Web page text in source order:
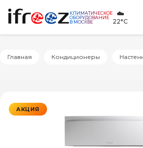
КЛИМАТИЧЕСКОЕ
ОБОРУДОВАНИЕ
В МОСКВЕ
☁️
22°C
Главная Кондиционеры
АКЦИЯ